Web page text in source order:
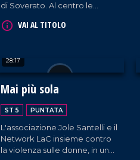
di Soverato. Al centro le
calabresi.
VAI AL TITOLO
28:17
Mai più sola
ST 5 PUNTATA
L'associazione Jole Santelli e il
Network LaC insieme contro
la violenza sulle donne, in una